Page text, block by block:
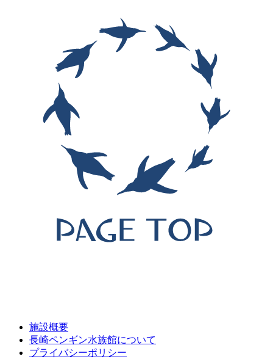
施設概要
長崎ペンギン水族館について
プライバシーポリシー